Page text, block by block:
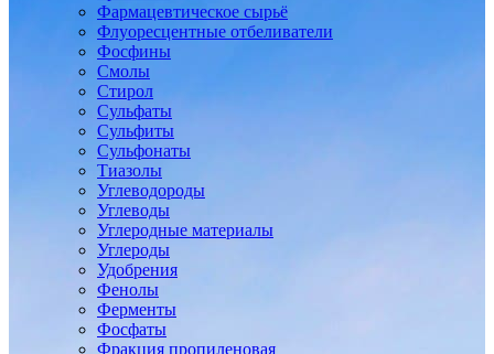
Фармацевтическое сырьё
Флуоресцентные отбеливатели
Фосфины
Смолы
Стирол
Сульфаты
Сульфиты
Сульфонаты
Тиазолы
Углеводороды
Углеводы
Углеродные материалы
Углероды
Удобрения
Фенолы
Ферменты
Фосфаты
Фракция пропиленовая